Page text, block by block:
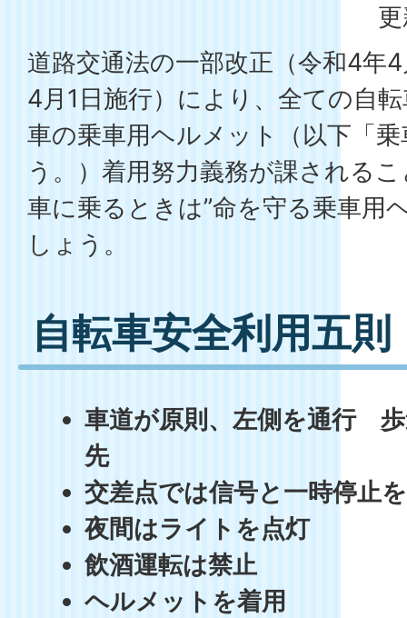
道路交通法の一部改正（令和4年
4月1日施行）により、全ての自
車の乗車用ヘルメット（以下「
う。）着用努力義務が課される
車に乗るときは”命を守る乗車用
しょう。
自転車安全利用五則
車道が原則、左側を通行
先
交差点では信号と一時停止
夜間はライトを点灯
飲酒運転は禁止
ヘルメットを着用